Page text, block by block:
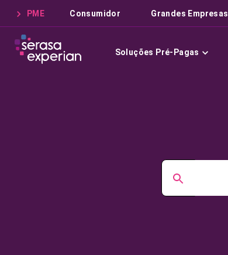
PME Consumidor Grandes Empresas
Soluções Pré-Pagas